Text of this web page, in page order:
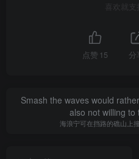
喜欢就
点赞 15 分
Smash the waves would
also not willing to
海浪宁可在挡路的礁山上